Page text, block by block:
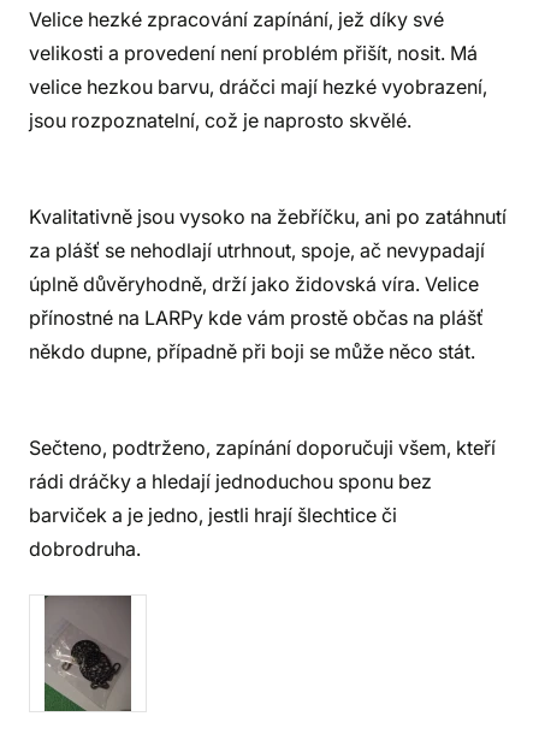
Velice hezké zpracování zapínání, jež díky své
velikosti a provedení není problém přišít, nosit. Má
velice hezkou barvu, dráčci mají hezké vyobrazení,
jsou rozpoznatelní, což je naprosto skvělé.
Kvalitativně jsou vysoko na žebříčku, ani po zatáhnutí
za plášť se nehodlají utrhnout, spoje, ač nevypadají
úplně důvěryhodně, drží jako židovská víra. Velice
přínostné na LARPy kde vám prostě občas na plášť
někdo dupne, případně při boji se může něco stát.
Sečteno, podtrženo, zapínání doporučuji všem, kteří
rádi dráčky a hledají jednoduchou sponu bez
barviček a je jedno, jestli hrají šlechtice či
dobrodruha.